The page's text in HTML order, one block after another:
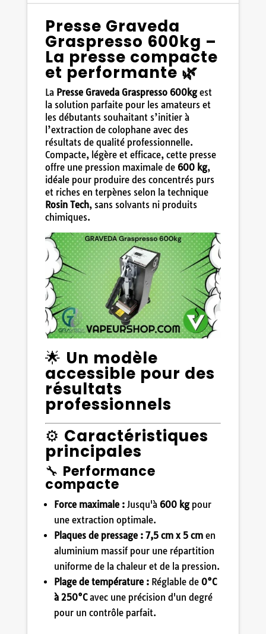
Presse Graveda
Graspresso 600kg –
La presse compacte
et performante 🌿
La Presse Graveda Graspresso 600kgest
la solution parfaite pour les amateurs et
les débutants souhaitant s’initier à
l’extraction de colophane avec des
résultats de qualité professionnelle.
Compacte, légère et efficace, cette presse
offre une pression maximale de 600 kg,
idéale pour produire des concentrés purs
et riches en terpènes selon la technique
Rosin Tech, sans solvants ni produits
chimiques.
🌟 Un modèle
accessible pour des
résultats
professionnels
⚙️ Caractéristiques
principales
🔧 Performance
compacte
Force maximale :Jusqu'à 600 kgpour
une extraction optimale.
Plaques de pressage : 7,5 cm x 5 cmen
aluminium massif pour une répartition
uniforme de la chaleur et de la pression.
Plage de température :Réglable de 0°C
à 250°Cavec une précision d'un degré
pour un contrôle parfait.